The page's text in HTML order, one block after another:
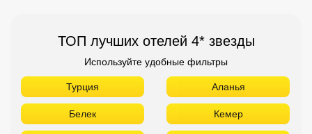
ТОП лучших отелей 4* звезды
Используйте удобные фильтры
Турция Аланья
Белек Кемер